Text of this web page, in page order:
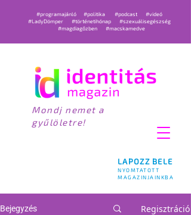
LAPOZZ BELE
NYOMTATOTT
MAGAZINJAINKBA
#programajánló #politika #podcast
#videó
#LadyDömper
#történetihónap
#szexuálisegészség
#magdiagőzben
#macskamedve
Mondj nemet a
gyűlöletre!
Bejegyzés Regisztráció